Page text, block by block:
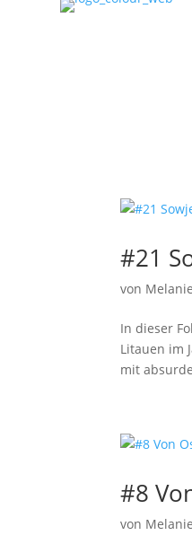
#21
von Melanie
In dieser
Litauen im
mit
#8
von Melanie